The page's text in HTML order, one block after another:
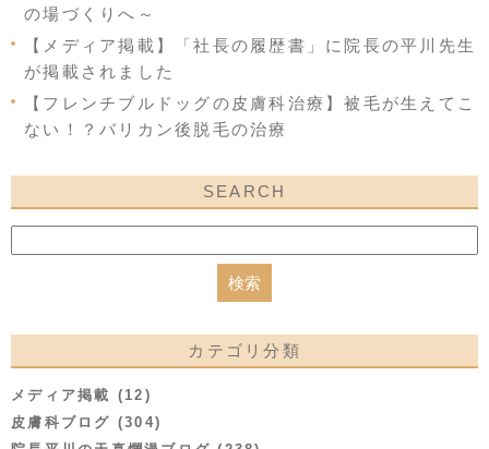
の場づくりへ～
【メディア掲載】「社長の履歴書」に院長の平川先生
が掲載されました
【フレンチブルドッグの皮膚科治療】被毛が生えてこ
ない！？バリカン後脱毛の治療
SEARCH
カテゴリ分類
メディア掲載 (12)
皮膚科ブログ (304)